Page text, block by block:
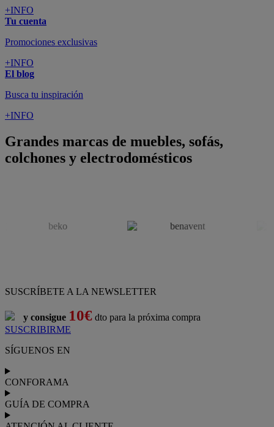
+INFO
Tu cuenta
Promociones exclusivas
+INFO
El blog
Busca tu inspiración
+INFO
Grandes marcas de muebles, sofás,
colchones y electrodomésticos
SUSCRÍBETE A LA NEWSLETTER
y consigue 10€ dto para la próxima compra
SUSCRIBIRME
SÍGUENOS EN
CONFORAMA
GUÍA DE COMPRA